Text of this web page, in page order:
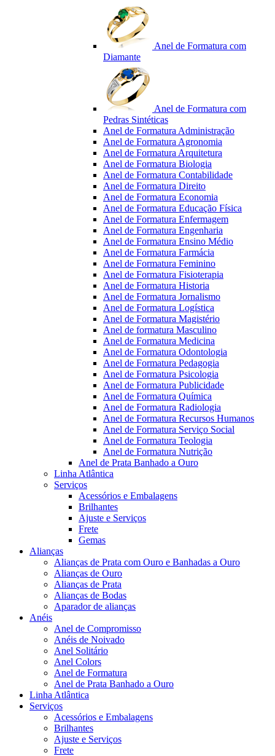
Anel de Formatura com
Diamante
Anel de Formatura com
Pedras Sintéticas
Anel de Formatura Administração
Anel de Formatura Agronomia
Anel de Formatura Arquitetura
Anel de Formatura Biologia
Anel de Formatura Contabilidade
Anel de Formatura Direito
Anel de Formatura Economia
Anel de Formatura Educação Física
Anel de Formatura Enfermagem
Anel de Formatura Engenharia
Anel de Formatura Ensino Médio
Anel de Formatura Farmácia
Anel de Formatura Feminino
Anel de Formatura Fisioterapia
Anel de Formatura Historia
Anel de Formatura Jornalismo
Anel de Formatura Logística
Anel de Formatura Magistério
Anel de formatura Masculino
Anel de Formatura Medicina
Anel de Formatura Odontologia
Anel de Formatura Pedagogia
Anel de Formatura Psicologia
Anel de Formatura Publicidade
Anel de Formatura Química
Anel de Formatura Radiologia
Anel de Formatura Recursos Humanos
Anel de Formatura Serviço Social
Anel de Formatura Teologia
Anel de Formatura Nutrição
Anel de Prata Banhado a Ouro
Linha Atlântica
Serviços
Acessórios e Embalagens
Brilhantes
Ajuste e Serviços
Frete
Gemas
Alianças
Alianças de Prata com Ouro e Banhadas a Ouro
Alianças de Ouro
Alianças de Prata
Alianças de Bodas
Aparador de alianças
Anéis
Anel de Compromisso
Anéis de Noivado
Anel Solitário
Anel Colors
Anel de Formatura
Anel de Prata Banhado a Ouro
Linha Atlântica
Serviços
Acessórios e Embalagens
Brilhantes
Ajuste e Serviços
Frete